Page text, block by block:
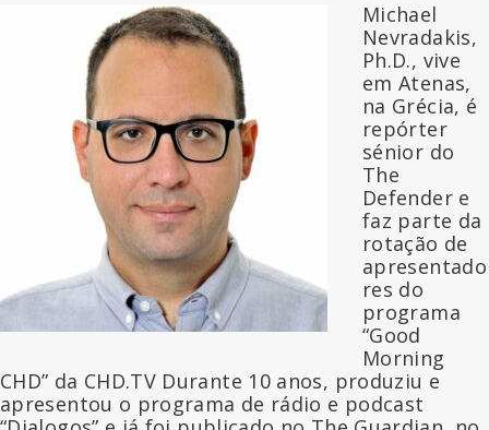
Michael
Nevradakis,
Ph.D., vive
em Atenas,
na Grécia, é
repórter
sénior do
The
Defender e
faz parte da
rotação de
apresentado
res do
programa
“Good
Morning
CHD” da CHD.TV Durante 10 anos, produziu e
apresentou o programa de rádio e podcast